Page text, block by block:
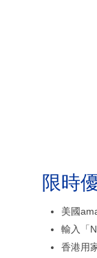
限時
美國
輸入「
香港用